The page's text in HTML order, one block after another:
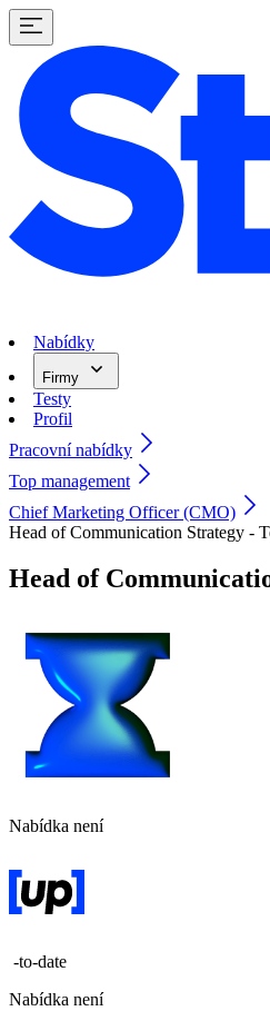
Nabídky
Firmy
Testy
Profil
Pracovní nabídky
Top management
Chief Marketing Officer (CMO)
Head of Communication Strategy -
Head of
Nabídka není
-to-date
Nabídka není